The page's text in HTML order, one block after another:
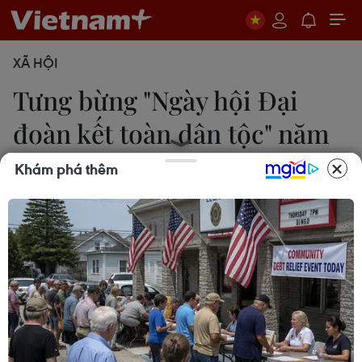
XÃ HỘI
Tưng bừng "Ngày hội Đại
đoàn kết toàn dân tộc" năm
2018
10/11/2018 22:00
Trong ngày 10/11, nhiều địa phương trên cả nước
đã tưng bừng tổ chức "Ngày hội Đại đoàn kết toàn
dân tộc" năm 2018 với sự tham dự của các vị lãnh
đạo Đảng, Nhà nước.
Khám phá thêm